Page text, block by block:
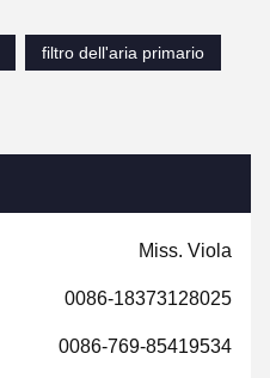
filtro dell'aria primario
Miss. Viola
0086-18373128025
0086-769-85419534